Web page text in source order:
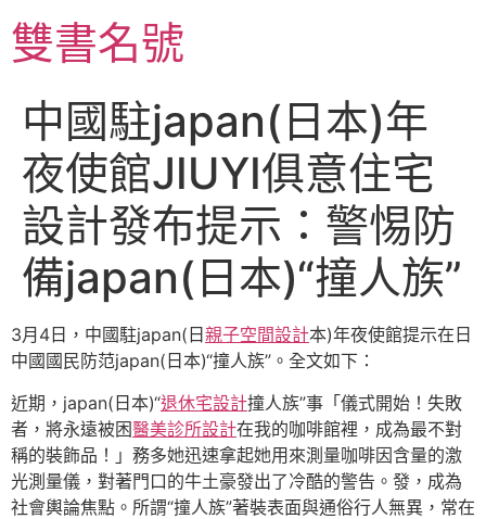
至
主雙書名號
中國駐japan(日本)年
夜使館JIUYI俱意住宅
設計發布提示：警惕防
備japan(日本)“撞人族”
3月4日，中國駐japan(日 親子空間設計本)年夜使館提示在日
中國國民防范japan(日本)“撞人族”。全文如下：
近期，japan(日本)“退休宅設計撞人族”事「儀式開始！失敗
者，將永遠被困醫美診所設計在我的咖啡館裡，成為最不對
稱的裝飾品！」務多她迅速拿起她用來測量咖啡因含量的激
光測量儀，對著門口的牛土豪發出了冷酷的警告。發，成為
社會輿論焦點。所謂“撞人族”著裝表面與通俗行人無異，常在